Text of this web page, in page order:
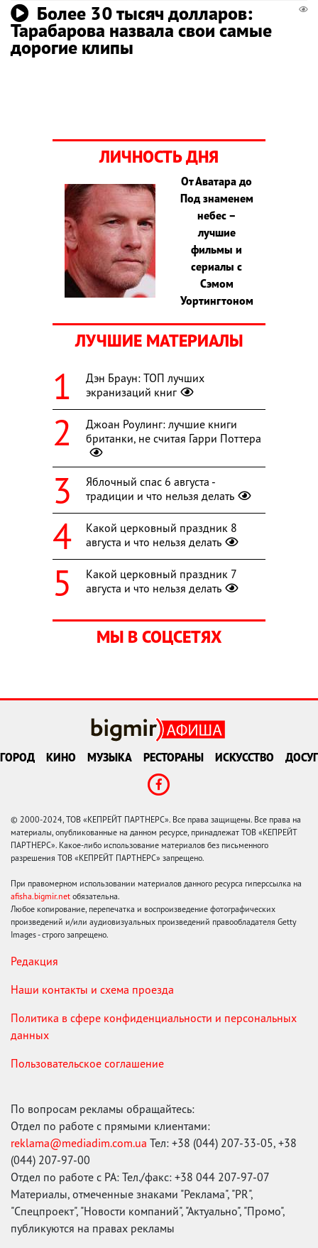
Более 30 тысяч долларов:
Тарабарова назвала свои самые
дорогие клипы
ЛИЧНОСТЬ ДНЯ
От Аватара до
Под знаменем
небес –
лучшие
фильмы и
сериалы с
Сэмом
Уортингтоном
ЛУЧШИЕ МАТЕРИАЛЫ
Дэн Браун: ТОП лучших
экранизаций книг
Джоан Роулинг: лучшие книги
британки, не считая Гарри Поттера
Яблочный спас 6 августа -
традиции и что нельзя делать
Какой церковный праздник 8
августа и что нельзя делать
Какой церковный праздник 7
августа и что нельзя делать
МЫ В СОЦСЕТЯХ
ГОРОД КИНО МУЗЫКА РЕСТОРАНЫ ИСКУССТВО ДОСУГ
© 2000-2024, ТОВ «КЕПРЕЙТ ПАРТНЕРС». Все права защищены. Все права на
материалы, опубликованные на данном ресурсе, принадлежат ТОВ «КЕПРЕЙТ
ПАРТНЕРС». Какое-либо использование материалов без письменного
разрешения ТОВ «КЕПРЕЙТ ПАРТНЕРС» запрещено.
При правомерном использовании материалов данного ресурса гиперссылка на
afisha.bigmir.net обязательна.
Любое копирование, перепечатка и воспроизведение фотографических
произведений и/или аудиовизуальных произведений правообладателя Getty
Images - строго запрещено.
Редакция
Наши контакты и схема проезда
Политика в сфере конфиденциальности и персональных
данных
Пользовательское соглашение
По вопросам рекламы обращайтесь:
Отдел по работе с прямыми клиентами:
reklama@mediadim.com.ua Тел: +38 (044) 207-33-05, +38
(044) 207-97-00
Отдел по работе с РА: Тел./факс: +38 044 207-97-07
Материалы, отмеченные знаками "Реклама", "PR",
"Спецпроект", "Новости компаний", "Актуально", "Промо",
публикуются на правах рекламы